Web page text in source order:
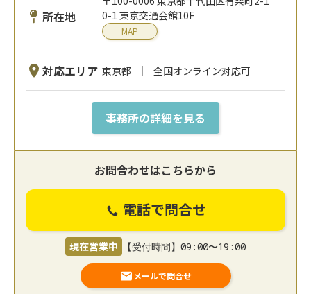
所在地
0-1 東京交通会館10F
MAP
対応エリア 東京都 全国オンライン対応可
事務所の詳細を見る
お問合わせはこちらから
電話で問合せ
現在営業中 【受付時間】09:00〜19:00
メールで問合せ